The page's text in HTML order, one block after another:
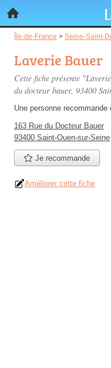
Île-de-France > Seine-Saint-
Laverie Bauer
Cette fiche présente
du docteur bauer, 93400
Une personne recommande
163 Rue du Docteur Bauer
93400 Saint-Ouen-sur-Seine
Je recommande
Améliorer cette fiche